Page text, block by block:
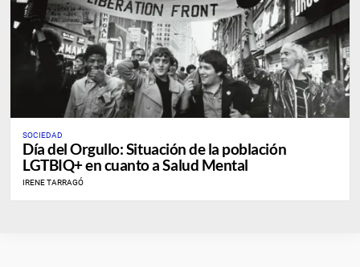
SOCIEDAD
Día del Orgullo: Situación de la población
LGTBIQ+ en cuanto a Salud Mental
IRENE TARRAGÓ